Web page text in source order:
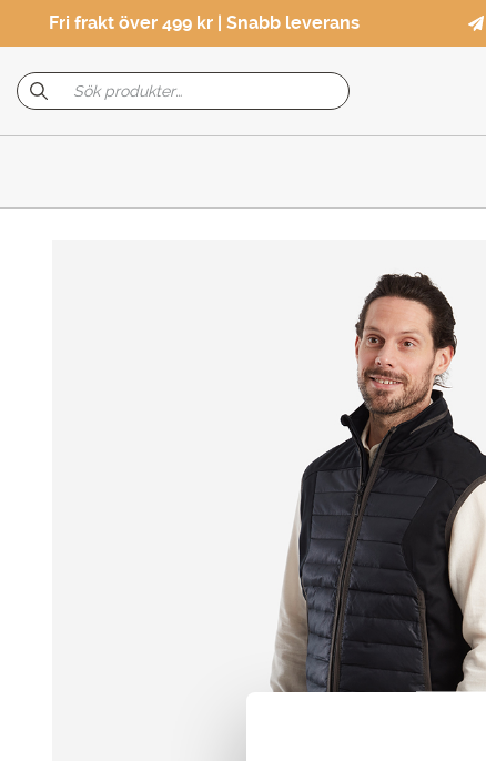
Fri frakt över 499 kr | Snabb leverans